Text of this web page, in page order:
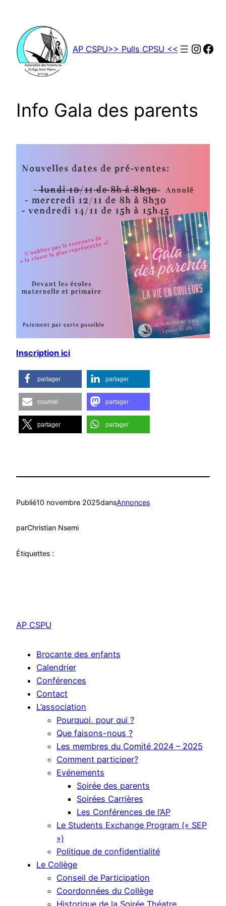
contenu
AP CSPU>> Pulls CPSU <<
Info Gala des parents
Inscription ici
partager partager
courriel partager
partager partager
Publié10 novembre 2025dansAnnonces
parChristian Nsemi
Étiquettes :
AP CSPU
Brocante des enfants
Calendrier
Conférences
Contact
L’association
Pourquoi, pour qui ?
Que faisons-nous ?
Les membres du Comité 2024 – 2025
Comment participer?
Evénements
Soirée des parents
Soirées Carrières
Les Conférences de l’AP
Le Students Exchange Program (« SEP
»)
Politique de confidentialité
Le Collège
Conseil de Participation
Coordonnées du Collège